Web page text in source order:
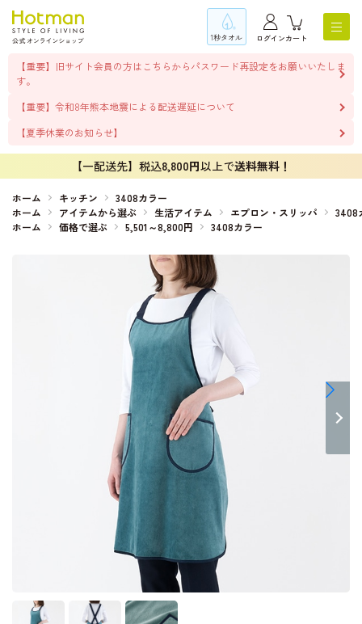
1秒タオル ログインカート
【重要】旧サイト会員の方はこちらからパスワード再設定をお願いいたしま
す。
【重要】令和8年熊本地震による配送遅延について
【夏季休業のお知らせ】
【一配送先】税込8,800円以上で送料無料！
ホーム キッチン
3408カラー
ホーム
アイテムから選ぶ 生活アイテム エプロン・スリッパ
3408
ホーム
価格で選ぶ 5,501～8,800円 3408カラー